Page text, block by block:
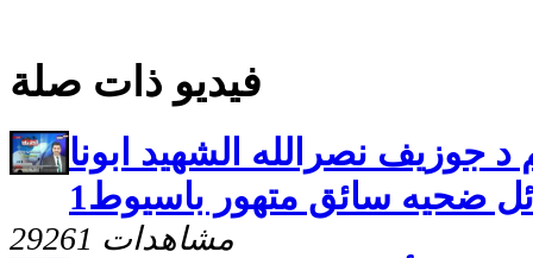
فيديو ذات صلة
د جوزيف نصرالله الشهيد ابونا
ضحيه سائق متهور باسيوط1
29261 مشاهدات